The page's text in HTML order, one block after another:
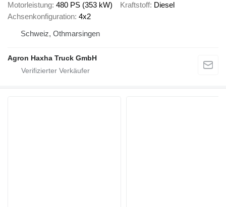
Motorleistung 480 PS (353 kW) Kraftstoff Diesel
Achsenkonfiguration 4x2
Schweiz, Othmarsingen
Agron Haxha Truck GmbH